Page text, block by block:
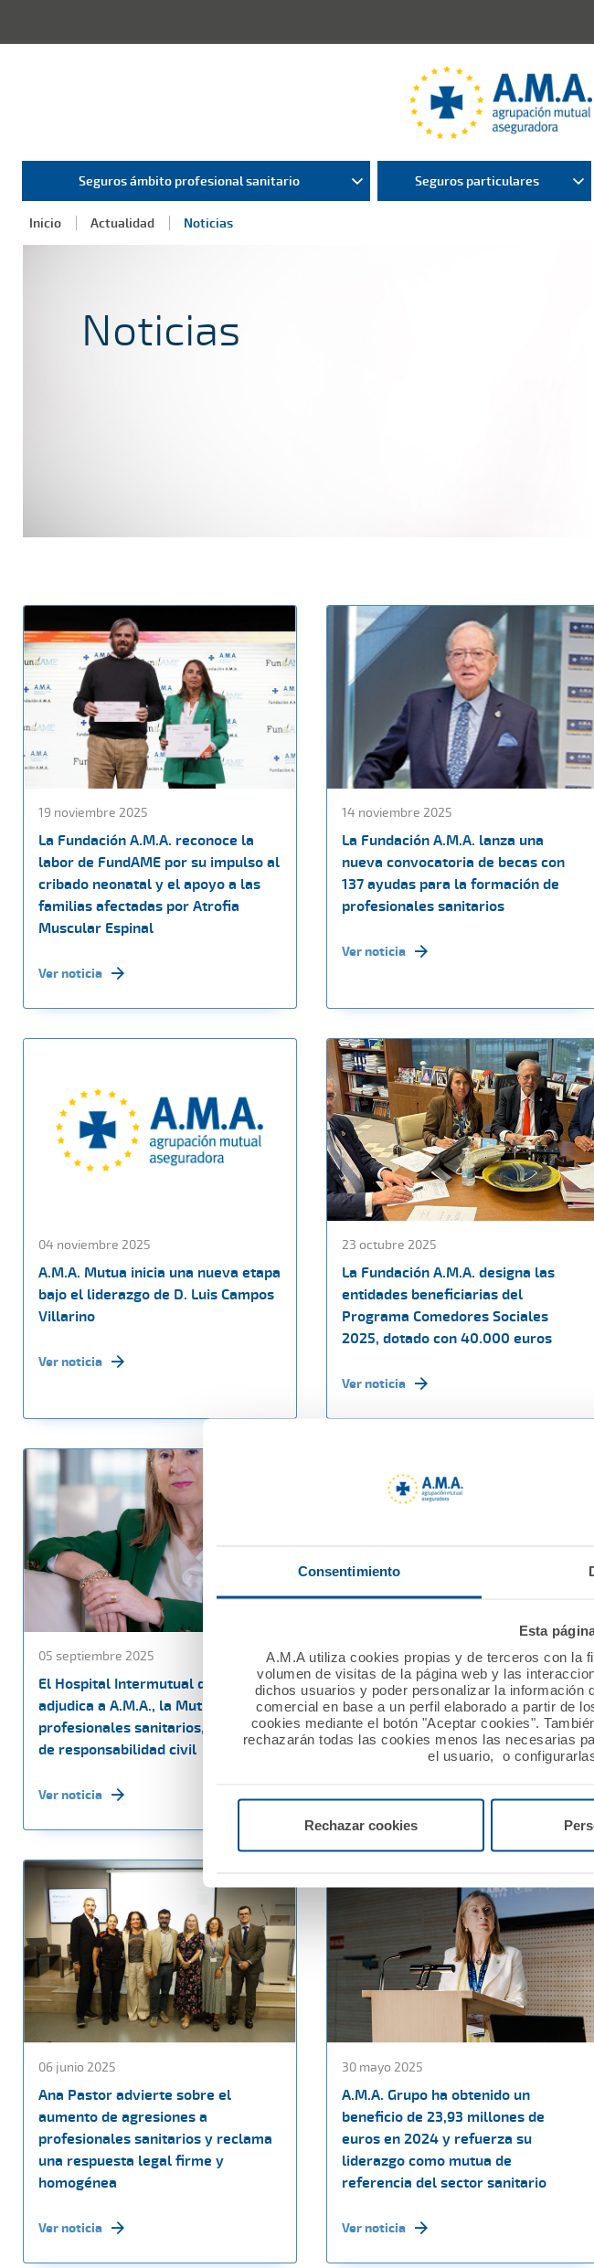
Consentimiento
Esta
A.M.A utiliza cookies propias y de terceros con la
volumen de visitas de la página web y las
dichos usuarios y poder personalizar la
comercial en base a un perfil elaborado a partir de
cookies mediante el botón "Aceptar cookies".
rechazarán todas las cookies menos las necesarias
el usuario, o
Rechazar cookies
Seguros ámbito profesional sanitario Seguros particulares
Inicio Actualidad Noticias
Noticias
19 noviembre 2025
La Fundación A.M.A. reconoce la
labor de FundAME por su impulso al
cribado neonatal y el apoyo a las
familias afectadas por Atrofia
Muscular Espinal
Ver noticia
14 noviembre 2025
La Fundación A.M.A. lanza una
nueva convocatoria de becas con
137 ayudas para la formación de
profesionales sanitarios
Ver noticia
04 noviembre 2025
A.M.A. Mutua inicia una nueva etapa
bajo el liderazgo de D. Luis Campos
Villarino
Ver noticia
23 octubre 2025
La Fundación A.M.A. designa las
entidades beneficiarias del
Programa Comedores Sociales
2025, dotado con 40.000 euros
Ver noticia
05 septiembre 2025
El Hospital Intermutual de Levante
adjudica a A.M.A., la Mutua de los
profesionales sanitarios, su seguro
de responsabilidad civil
Ver noticia
09 julio 2025
A.M.A. Seguros presenta una nueva
calculadora de seguros del hogar
para profesionales sanitarios y sus
familiares
Ver noticia
06 junio 2025
Ana Pastor advierte sobre el
aumento de agresiones a
profesionales sanitarios y reclama
una respuesta legal firme y
homogénea
Ver noticia
30 mayo 2025
A.M.A. Grupo ha obtenido un
beneficio de 23,93 millones de
euros en 2024 y refuerza su
liderazgo como mutua de
referencia del sector sanitario
Ver noticia